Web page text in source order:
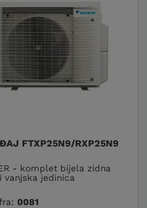
FTXP25N9/RXP25N9
- komplet bijela zidna
vanjska jedinica
0081